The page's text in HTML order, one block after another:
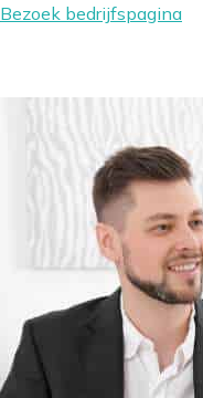
Bezoek bedrijfspagina